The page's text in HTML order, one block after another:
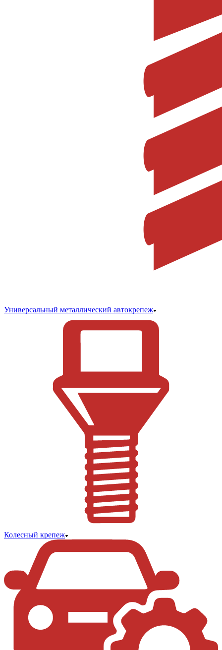
Универсальный металлический автокрепеж
Колесный крепеж